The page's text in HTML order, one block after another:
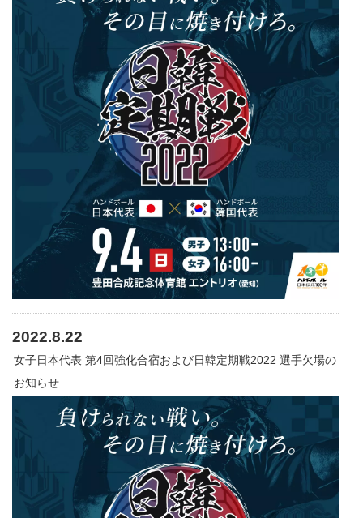
2022.8.22
女子日本代表 第4回強化合宿および日韓定期戦2022 選手欠場の
お知らせ